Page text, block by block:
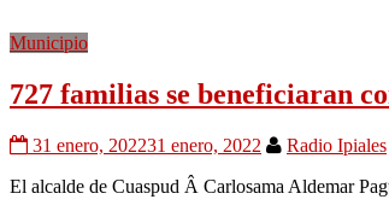
Municipio
727 familias se beneficiaran
31 enero, 202231 enero, 2022
Radio Ipiales
El alcalde de Cuaspud Â Carlosama Aldemar